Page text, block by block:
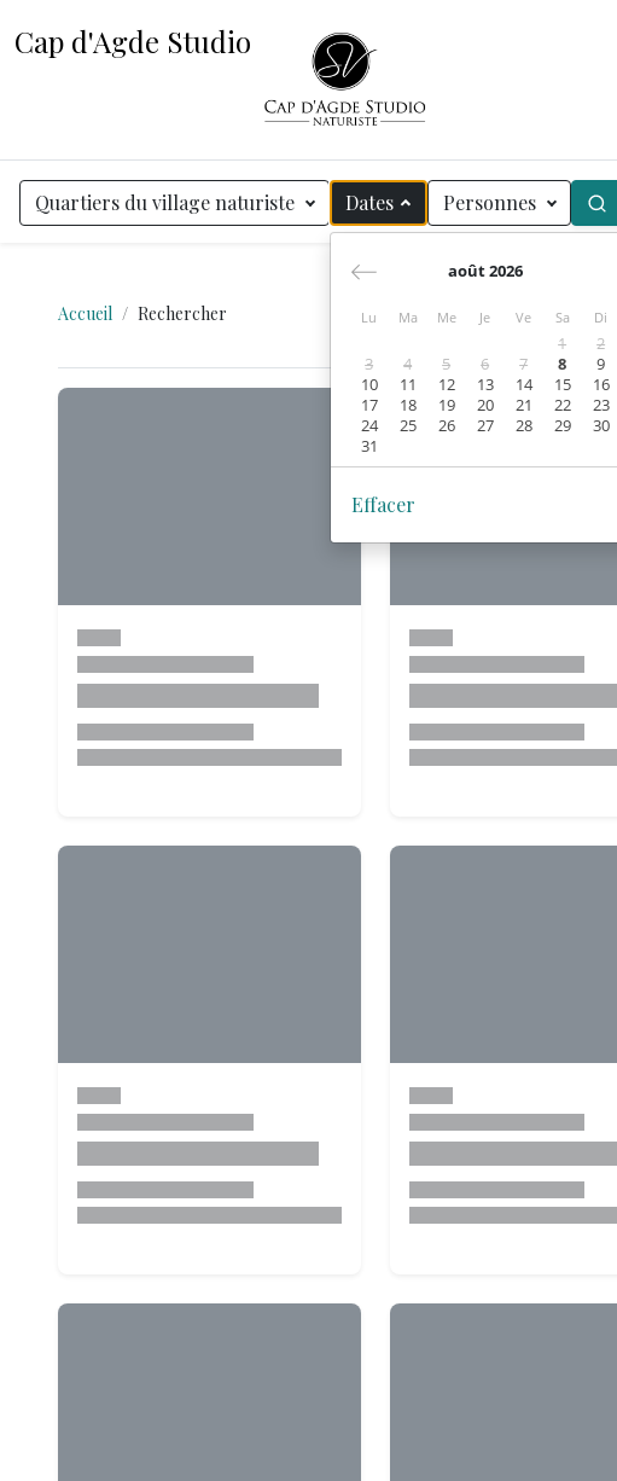
Cap d'Agde Studio
Quartiers du village naturiste Dates
août 2026
Lu Ma Me Je Ve Sa Di
1
2
3
4 5 6 7 8
9
10
11 12 13 14 15
16
17
18 19 20 21 22
23
24
25 26 27 28 29
30
31
Effacer
Personnes
Accueil Rechercher